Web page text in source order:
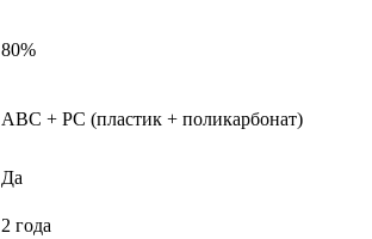
80%
ABC + PC (пластик + поликарбонат)
Да
2 года